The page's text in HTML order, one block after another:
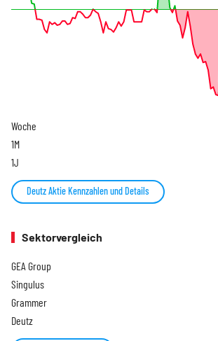
Woche
1M
1J
Deutz Aktie Kennzahlen und Details
Sektorvergleich
GEA Group
Singulus
Grammer
Deutz